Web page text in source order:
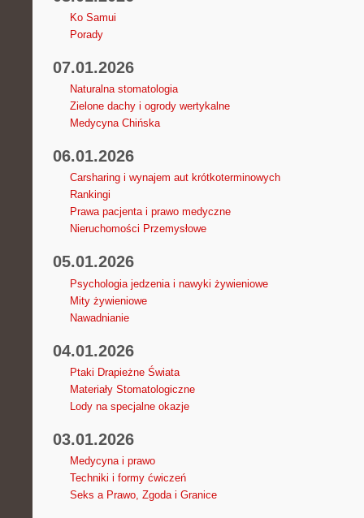
Ko Samui
Porady
07.01.2026
Naturalna stomatologia
Zielone dachy i ogrody wertykalne
Medycyna Chińska
06.01.2026
Carsharing i wynajem aut krótkoterminowych
Rankingi
Prawa pacjenta i prawo medyczne
Nieruchomości Przemysłowe
05.01.2026
Psychologia jedzenia i nawyki żywieniowe
Mity żywieniowe
Nawadnianie
04.01.2026
Ptaki Drapieżne Świata
Materiały Stomatologiczne
Lody na specjalne okazje
03.01.2026
Medycyna i prawo
Techniki i formy ćwiczeń
Seks a Prawo, Zgoda i Granice